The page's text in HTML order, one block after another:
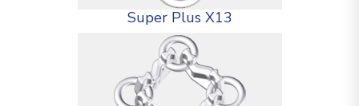
Super Plus X13